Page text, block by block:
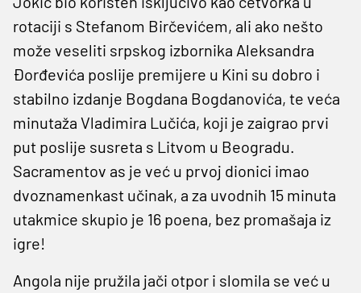
rotaciji s Stefanom Birčevićem, ali ako nešto
može veseliti srpskog izbornika Aleksandra
Đorđevića poslije premijere u Kini su dobro i
stabilno izdanje Bogdana Bogdanovića, te veća
minutaža Vladimira Lučića, koji je zaigrao prvi
put poslije susreta s Litvom u Beogradu.
Sacramentov as je već u prvoj dionici imao
dvoznamenkast učinak, a za uvodnih 15 minuta
utakmice skupio je 16 poena, bez promašaja iz
igre!
Angola nije pružila jači otpor i slomila se već u